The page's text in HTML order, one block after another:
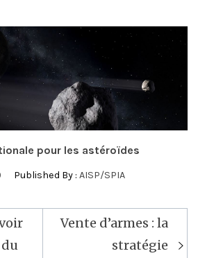
pour les astéroïdes
Published By : AISP/SPIA
Vente d’armes : la
stratégie